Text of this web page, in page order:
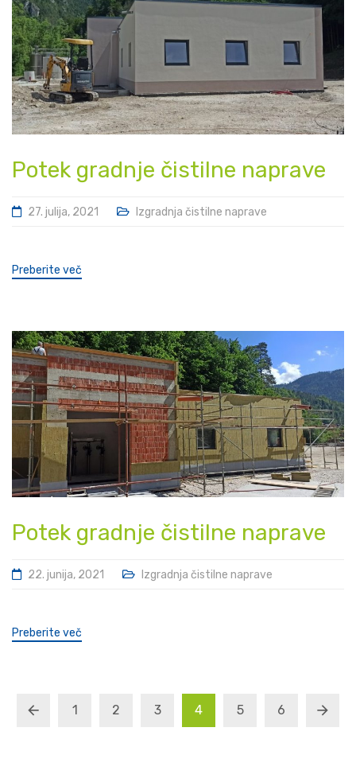
Potek gradnje čistilne naprave
27. julija, 2021 Izgradnja čistilne naprave
Preberite več
Potek gradnje čistilne naprave
22. junija, 2021 Izgradnja čistilne naprave
Preberite več
1 2 3 4 5 6